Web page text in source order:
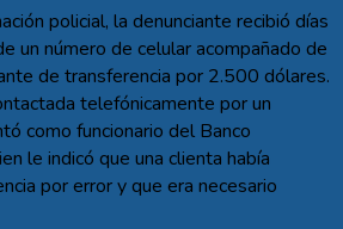
policial, la denunciante recibió días
un número de celular acompañado de
de transferencia por 2.500 dólares.
telefónicamente por un
como funcionario del Banco
le indicó que una clienta había
por error y que era necesario